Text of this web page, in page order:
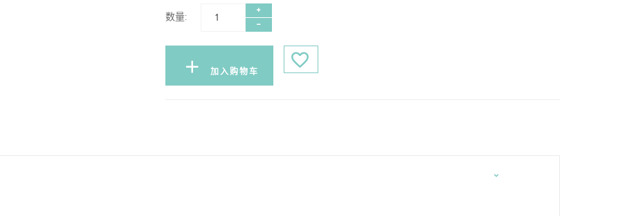
数量:
加入购物车